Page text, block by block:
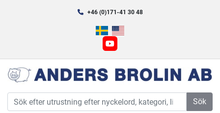
+46 (0)171-41 30 48
youtube
Sök